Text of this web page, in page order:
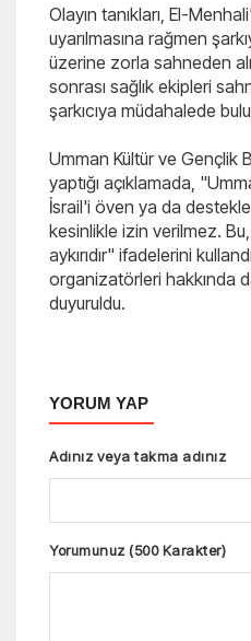
Olayın tanıkları, El-
uyarılmasına rağmen
üzerine zorla sahneden
sonrası sağlık ekipleri
şarkıcıya müdahalede
Umman Kültür ve Gençlik
yaptığı açıklamada,
İsrail'i öven ya da
kesinlikle izin verilmez. Bu,
aykırıdır" ifadelerini
organizatörleri hakkında
duyuruldu.
YORUM YAP
Adınız veya takma adınız
Yorumunuz (500 Karakter)